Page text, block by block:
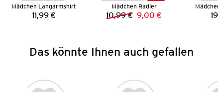
Mädchen Langarmshirt
Preis:
11,99 €
Mädchen Radler
Vorheriger Preis:
10,99 € Neuer Preis:
9,00 €
Mädchen
Das könnte Ihnen auch gefallen